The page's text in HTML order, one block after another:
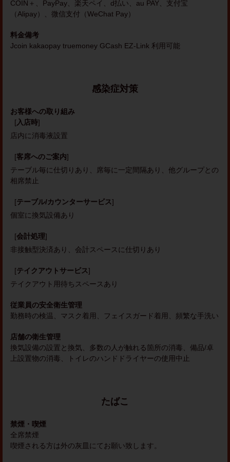
COIN＋、PayPay、楽天ペイ、d払い、au PAY、支付宝
（Alipay）、微信支付（WeChat Pay）
料金備考
Jcoin kakaopay truemoney GCash EZ-Link 利用可能
感染症対策
お客様への取り組み
[入店時]
店内に消毒液設置
[客席へのご案内]
テーブル毎に仕切りあり
席毎に一定間隔あり
他グループとの
相席禁止
[テーブル/カウンターサービス]
個室に換気設備あり
[会計処理]
非接触型決済あり
会計スペースに仕切りあり
[テイクアウトサービス]
テイクアウト用待ちスペースあり
従業員の安全衛生管理
勤務時の検温
マスク着用 フェイスガード着用 頻繁な手洗い
店舗の衛生管理
換気設備の設置と換気
多数の人が触れる箇所の消毒
備品/卓
上設置物の消毒
トイレのハンドドライヤーの使用中止
たばこ
禁煙・喫煙
全席禁煙
喫煙される方は外の灰皿にてお願い致します。